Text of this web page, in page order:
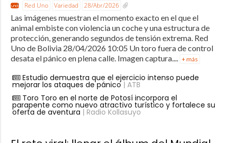
Red Uno Variedad 28/Abr/2026
Las imágenes muestran el momento exacto en el que el
animal embiste con violencia un coche y una estructura de
protección, generando segundos de tensión extrema. Red
Uno de Bolivia 28/04/2026 10:05 Un toro fuera de control
desata el pánico en plena calle. Imagen captura....
+ más
Estudio demuestra que el ejercicio intenso puede
mejorar los ataques de pánico| ATB
Toro Toro en el norte de Potosí incorpora el
parapente como nuevo atractivo turístico y fortalece su
oferta de aventura | Radio Kollasuyo